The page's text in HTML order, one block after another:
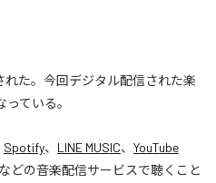
れた。今回デジタル配信された楽
っている。
Spotify、 LINE MUSIC、 YouTube
などの音楽配信サービスで聴くこと